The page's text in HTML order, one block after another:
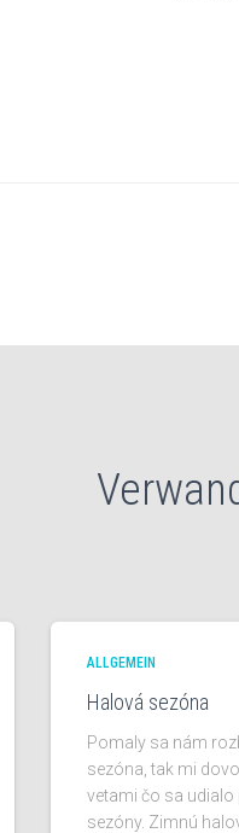
ALLGEMEIN
Halová sezóna
Pomaly sa nám
sezóna, tak mi
vetami čo sa
sezóny. Zimnú